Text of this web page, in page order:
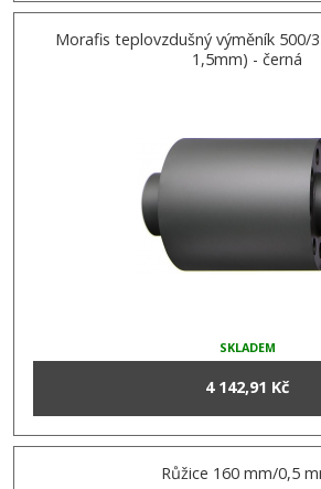
Morafis teplovzdušný výměník 500/
1,5mm) - černá
SKLADEM
4 142,91 Kč
Růžice 160 mm/0,5